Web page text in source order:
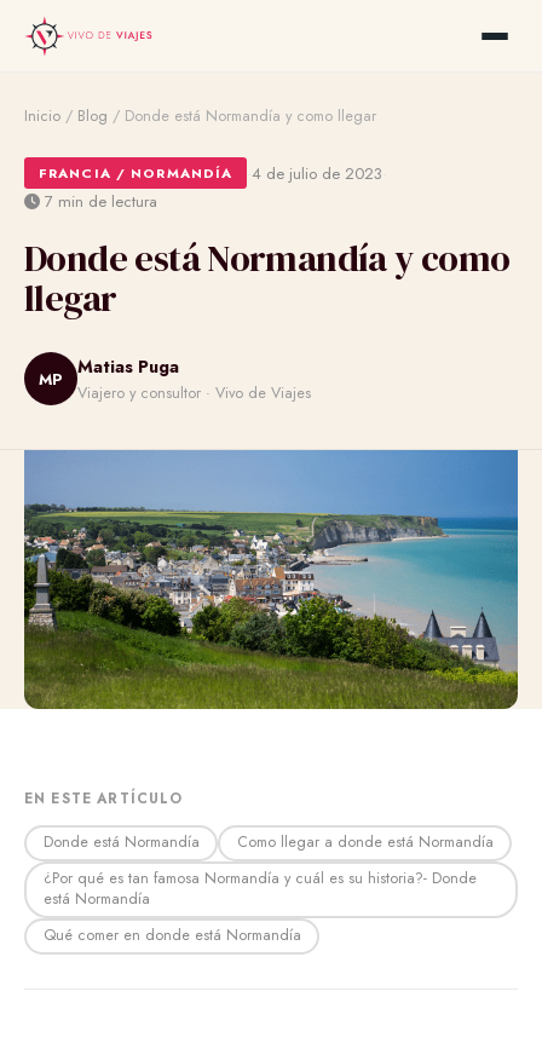
Inicio / Blog / Donde está Normandía y como llegar
FRANCIA / NORMANDÍA 4 de julio de 2023
7 min de lectura
Donde está Normandía y como
llegar
MP
Matias Puga
Viajero y consultor · Vivo de Viajes
EN ESTE ARTÍCULO
Donde está Normandía
Como llegar a donde está Normandía
¿Por qué es tan famosa Normandía y cuál es su historia?- Donde
está Normandía
Qué comer en donde está Normandía